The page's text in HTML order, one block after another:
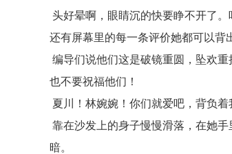
头好晕啊，眼睛沉的快要睁不开了
还有屏幕里的每一条评价她都可以背
编导们说他们这是破镜重圆，坠欢
也不要祝福他们！
夏川！林婉婉！你们就爱吧，背负着
靠在沙发上的身子慢慢滑落，在她
暗。